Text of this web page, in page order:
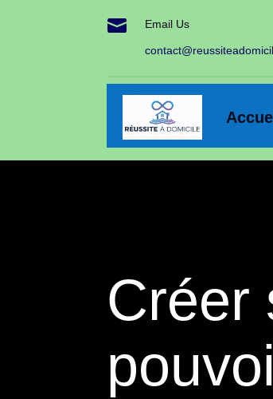
 Email Us
Créer